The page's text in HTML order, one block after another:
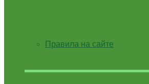
Правила на сайте